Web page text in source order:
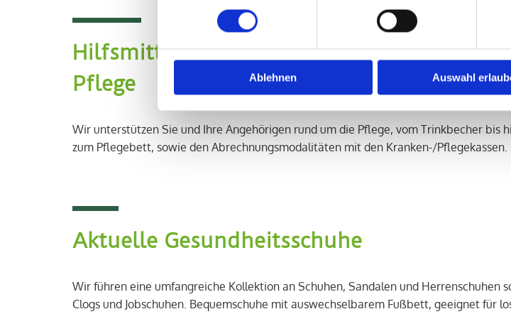
Ablehnen Auswahl
Hilfsmittel für die Kranken-/ häusliche
Pflege
Wir unterstützen Sie und Ihre Angehörigen rund um die Pflege, vom Trinkbecher bis
zum Pflegebett, sowie den Abrechnungsmodalitäten mit den Kranken-/Pflegekassen.
Aktuelle Gesundheitsschuhe
Wir führen eine umfangreiche Kollektion an Schuhen, Sandalen und Herrenschuhen
Clogs und Jobschuhen. Bequemschuhe mit auswechselbarem Fußbett, geeignet für